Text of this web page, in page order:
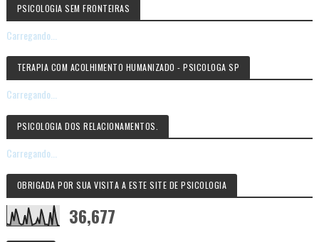
PSICOLOGIA SEM FRONTEIRAS
Carregando...
TERAPIA COM ACOLHIMENTO HUMANIZADO - PSICOLOGA SP
Carregando...
PSICOLOGIA DOS RELACIONAMENTOS.
Carregando...
OBRIGADA POR SUA VISITA A ESTE SITE DE PSICOLOGIA
36,677